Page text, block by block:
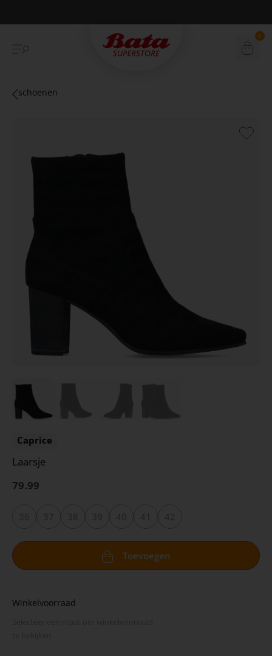
Betaal achteraf met Klarna 0
schoenen
Caprice
Laarsje
79.99
Toevoegen
Winkelvoorraad